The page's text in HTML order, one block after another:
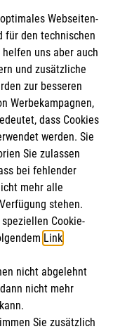
20
Webseiten-
für den technischen
uns aber auch
und zusätzliche
zur besseren
Werbekampagnen,
dass Cookies
werden. Sie
Sie zulassen
bei fehlender
mehr alle
stehen.
Cookie-
Link.
nicht abgelehnt
nicht mehr
Sie zusätzlich